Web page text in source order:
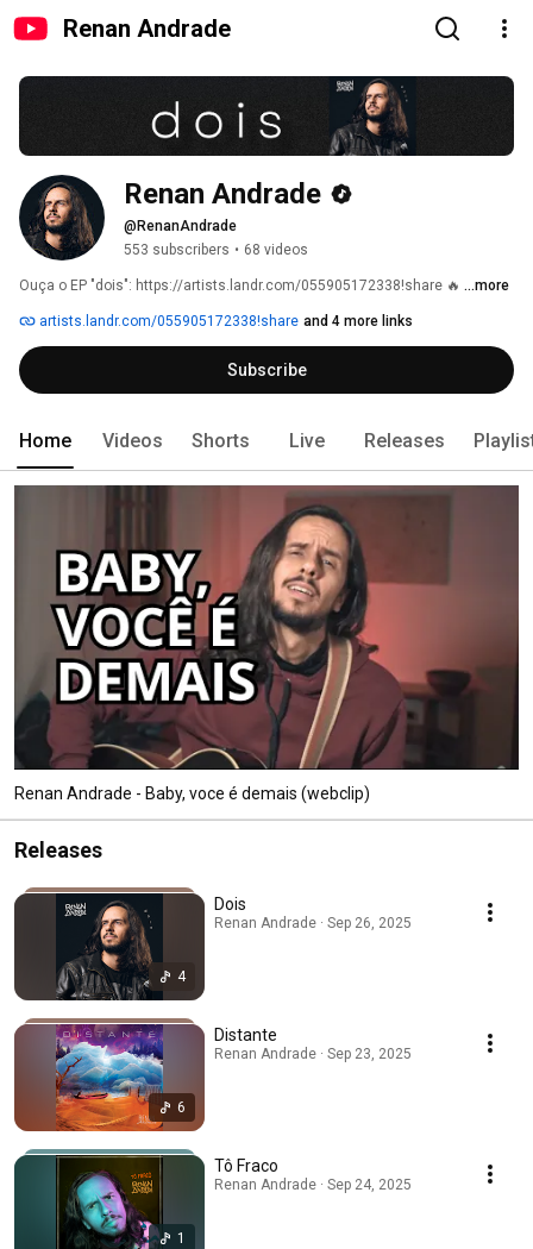
Renan Andrade
Renan Andrade
@RenanAndrade
553 subscribers • 68 videos
Ouça o EP "dois": https://artists.landr.com/055905172338!share 🔥 ...more
artists.landr.com/055905172338!share and 4 more links
Subscribe
Home Videos Shorts Live Releases
Renan Andrade - Baby, voce é demais (webclip)
Releases
4
Dois
Renan Andrade · Sep 26, 2025
6
Distante
Renan Andrade · Sep 23, 2025
1
Tô Fraco
Renan Andrade · Sep 24, 2025